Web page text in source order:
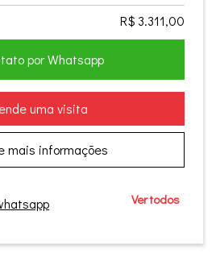
R$ 3.311,00
por Whatsapp
uma visita
mais informações
Ver todos